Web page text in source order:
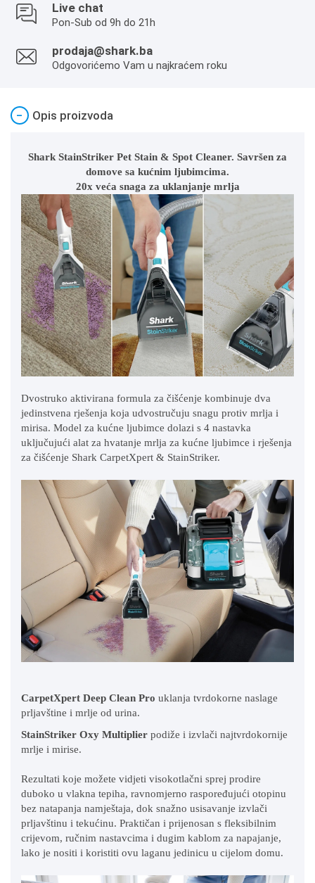
Live chat
Pon-Sub od 9h do 21h
prodaja@shark.ba
Odgovorićemo Vam u najkraćem roku
− Opis proizvoda
Shark StainStriker Pet Stain & Spot Cleaner. Savršen za
domove sa kućnim ljubimcima.
20x veća snaga za uklanjanje mrlja
Dvostruko aktivirana formula za čišćenje kombinuje dva
jedinstvena rješenja koja udvostručuju snagu protiv mrlja i
mirisa. Model za kućne ljubimce dolazi s 4 nastavka
uključujući alat za hvatanje mrlja za kućne ljubimce i rješenja
za čišćenje Shark CarpetXpert & StainStriker.
CarpetXpert Deep Clean Pro uklanja tvrdokorne naslage
prljavštine i mrlje od urina.
StainStriker Oxy Multiplier podiže i izvlači najtvrdokornije
mrlje i mirise.
Rezultati koje možete vidjeti visokotlačni sprej prodire
duboko u vlakna tepiha, ravnomjerno raspoređujući otopinu
bez natapanja namještaja, dok snažno usisavanje izvlači
prljavštinu i tekućinu. Praktičan i prijenosan s fleksibilnim
crijevom, ručnim nastavcima i dugim kablom za napajanje,
lako je nositi i koristiti ovu laganu jedinicu u cijelom domu.